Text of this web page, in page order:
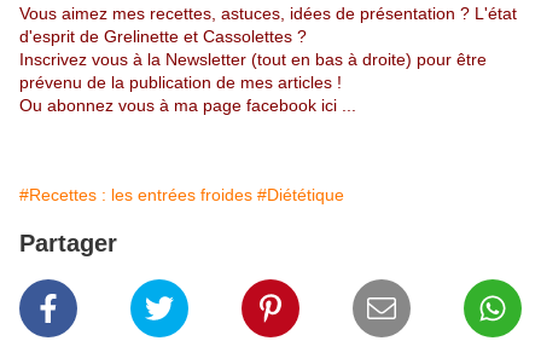
Vous aimez mes recettes, astuces, idées de présentation ? L'état
d'esprit de Grelinette et Cassolettes ?
Inscrivez vous à la Newsletter (tout en bas à droite) pour être
prévenu de la publication de mes articles !
Ou abonnez vous à ma page facebook ici
#Recettes : les entrées froides #Diététique
Partager